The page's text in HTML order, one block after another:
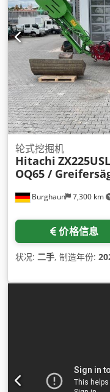
Burghaun 7,300 km
轮式挖掘机
Hitachi
OQ65 /
价格信息
状况: 二手, 制造年份: